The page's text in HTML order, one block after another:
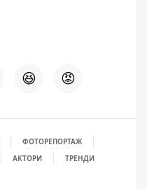
😆 😡
ФОТОРЕПОРТАЖ
АКТОРИ ТРЕНДИ